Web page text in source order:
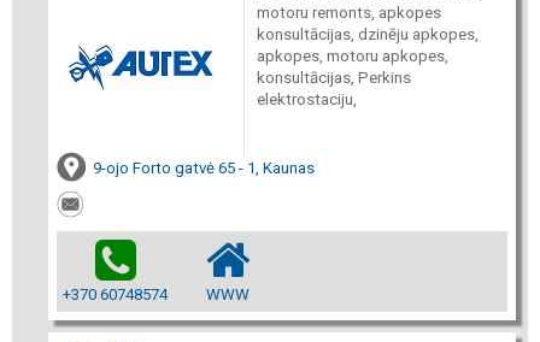
motoru remonts, apkopes
konsultācijas, dzinēju apkopes,
apkopes, motoru apkopes,
konsultācijas, Perkins
elektrostaciju,
9-ojo Forto gatvė 65 - 1, Kaunas
+370 60748574 WWW